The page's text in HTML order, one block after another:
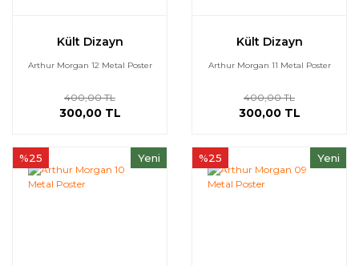
Kült Dizayn
Arthur Morgan 12 Metal Poster
400,00 TL
300,00 TL
Kült Dizayn
Arthur Morgan 11 Metal Poster
400,00 TL
300,00 TL
Yeni
%25 Yeni
%25